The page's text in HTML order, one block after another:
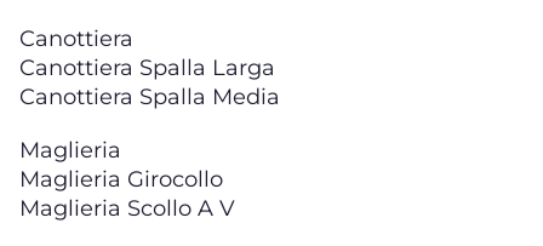
Canottiera
Canottiera Spalla Larga
Canottiera Spalla Media
Maglieria
Maglieria Girocollo
Maglieria Scollo A V